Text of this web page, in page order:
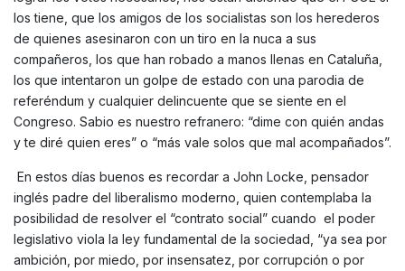
los tiene, que los amigos de los socialistas son los herederos
de quienes asesinaron con un tiro en la nuca a sus
compañeros, los que han robado a manos llenas en Cataluña,
los que intentaron un golpe de estado con una parodia de
referéndum y cualquier delincuente que se siente en el
Congreso. Sabio es nuestro refranero: “dime con quién andas
y te diré quien eres” o “más vale solos que mal acompañados”.
En estos días buenos es recordar a John Locke, pensador
inglés padre del liberalismo moderno, quien contemplaba la
posibilidad de resolver el “contrato social” cuando el poder
legislativo viola la ley fundamental de la sociedad, “ya sea por
ambición, por miedo, por insensatez, por corrupción o por